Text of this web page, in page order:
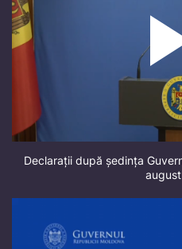
Declarații după ședința